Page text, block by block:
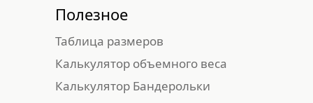
Калькулятор Бандерольки
Таблица размеров
Полезное
Калькулятор объемного веса